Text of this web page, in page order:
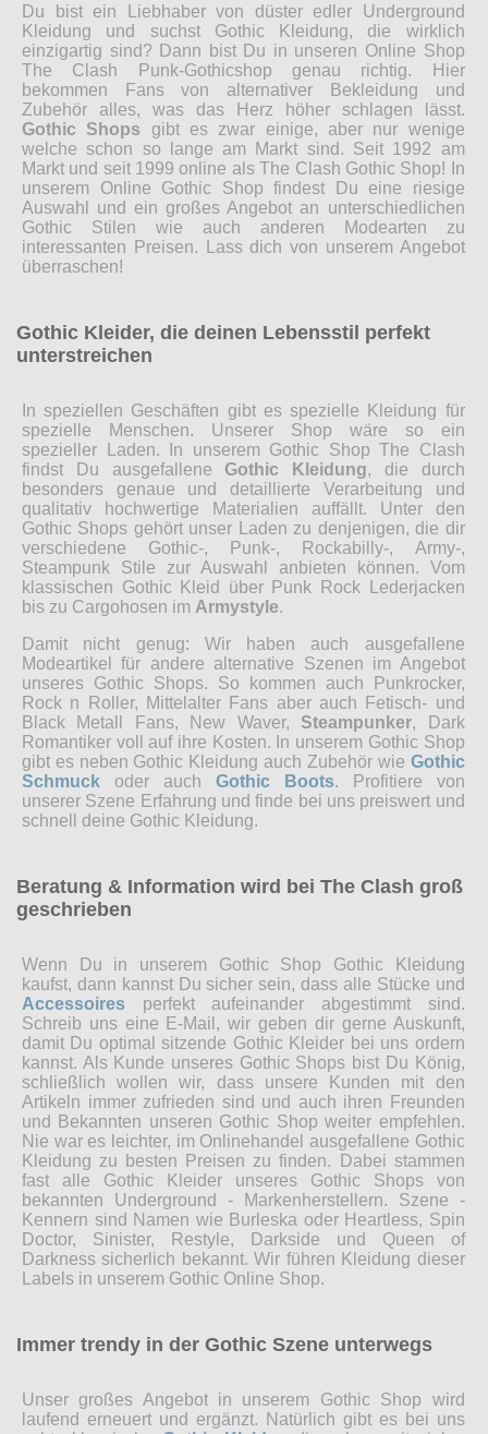
Du bist ein Liebhaber von düster edler Underground
Kleidung und suchst Gothic Kleidung, die wirklich
einzigartig sind? Dann bist Du in unseren Online Shop
The Clash Punk-Gothicshop genau richtig. Hier
bekommen Fans von alternativer Bekleidung und
Zubehör alles, was das Herz höher schlagen lässt.
Gothic Shops gibt es zwar einige, aber nur wenige
welche schon so lange am Markt sind. Seit 1992 am
Markt und seit 1999 online als The Clash Gothic Shop! In
unserem Online Gothic Shop findest Du eine riesige
Auswahl und ein großes Angebot an unterschiedlichen
Gothic Stilen wie auch anderen Modearten zu
interessanten Preisen. Lass dich von unserem Angebot
überraschen!
Gothic Kleider, die deinen Lebensstil perfekt
unterstreichen
In speziellen Geschäften gibt es spezielle Kleidung für
spezielle Menschen. Unserer Shop wäre so ein
spezieller Laden. In unserem Gothic Shop The Clash
findst Du ausgefallene Gothic Kleidung, die durch
besonders genaue und detaillierte Verarbeitung und
qualitativ hochwertige Materialien auffällt. Unter den
Gothic Shops gehört unser Laden zu denjenigen, die dir
verschiedene Gothic-, Punk-, Rockabilly-, Army-,
Steampunk Stile zur Auswahl anbieten können. Vom
klassischen Gothic Kleid über Punk Rock Lederjacken
bis zu Cargohosen im Armystyle.
Damit nicht genug: Wir haben auch ausgefallene
Modeartikel für andere alternative Szenen im Angebot
unseres Gothic Shops. So kommen auch Punkrocker,
Rock n Roller, Mittelalter Fans aber auch Fetisch- und
Black Metall Fans, New Waver, Steampunker, Dark
Romantiker voll auf ihre Kosten. In unserem Gothic Shop
gibt es neben Gothic Kleidung auch Zubehör wie Gothic
Schmuck oder auch Gothic Boots. Profitiere von
unserer Szene Erfahrung und finde bei uns preiswert und
schnell deine Gothic Kleidung.
Beratung & Information wird bei The Clash groß
geschrieben
Wenn Du in unserem Gothic Shop Gothic Kleidung
kaufst, dann kannst Du sicher sein, dass alle Stücke und
Accessoires perfekt aufeinander abgestimmt sind.
Schreib uns eine E-Mail, wir geben dir gerne Auskunft,
damit Du optimal sitzende Gothic Kleider bei uns ordern
kannst. Als Kunde unseres Gothic Shops bist Du König,
schließlich wollen wir, dass unsere Kunden mit den
Artikeln immer zufrieden sind und auch ihren Freunden
und Bekannten unseren Gothic Shop weiter empfehlen.
Nie war es leichter, im Onlinehandel ausgefallene Gothic
Kleidung zu besten Preisen zu finden. Dabei stammen
fast alle Gothic Kleider unseres Gothic Shops von
bekannten Underground - Markenherstellern. Szene -
Kennern sind Namen wie Burleska oder Heartless, Spin
Doctor, Sinister, Restyle, Darkside und Queen of
Darkness sicherlich bekannt. Wir führen Kleidung dieser
Labels in unserem Gothic Online Shop.
Immer trendy in der Gothic Szene unterwegs
Unser großes Angebot in unserem Gothic Shop wird
laufend erneuert und ergänzt. Natürlich gibt es bei uns